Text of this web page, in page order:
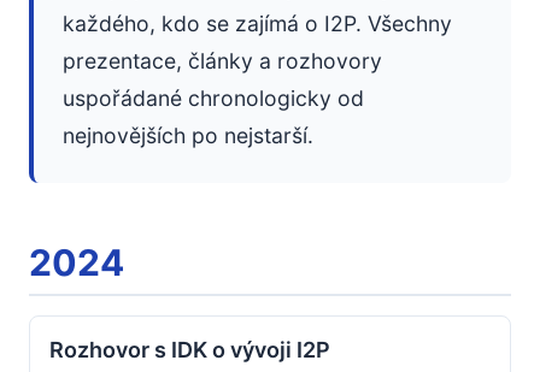
každého, kdo se zajímá o I2P. Všechny
prezentace, články a rozhovory
uspořádané chronologicky od
nejnovějších po nejstarší.
2024
Rozhovor s IDK o vývoji I2P